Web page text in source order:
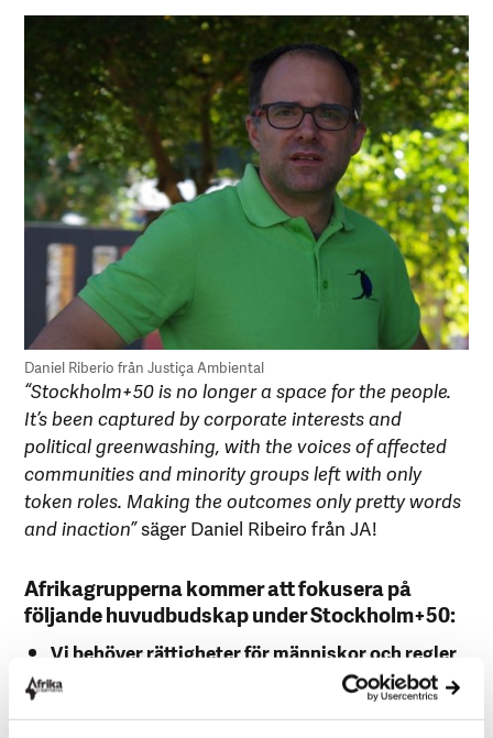
Daniel Riberio från Justiça Ambiental
“Stockholm+50 is no longer a space for the people.
It’s been captured by corporate interests and
political greenwashing, with the voices of affected
communities and minority groups left with only
token roles. Making the outcomes only pretty words
and inaction”säger Daniel Ribeiro från JA!
Afrikagrupperna kommer att fokusera på
följande huvudbudskap under Stockholm+50:
Vi behöver rättigheter för människor och regler
för företag.
Medan tusentals juridiskt bindande
avtal skyddar transnationella företagsintressen